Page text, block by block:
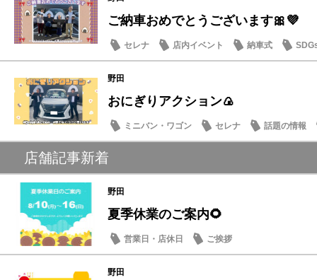
ご納車おめでとうございます🎀💜
セレナ 店内イベント 納車式
野田
おにぎりアクション🍙
ミニバン・ワゴン セレナ 話題の情報
店舗記事新着
野田
夏季休業のご案内🌻
営業日・店休日 ご挨拶
野田